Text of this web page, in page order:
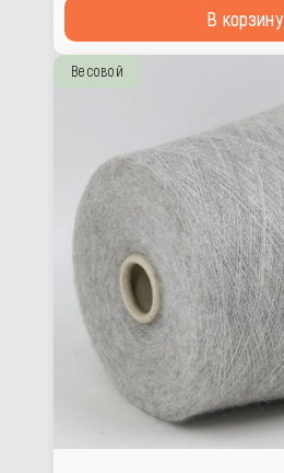
В корзину
Весовой